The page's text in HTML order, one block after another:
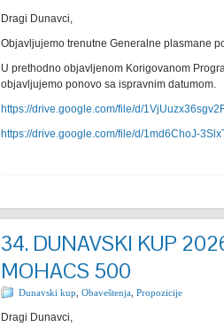
Dragi Dunavci,
Objavljujemo trenutne Generalne plasmane
U prethodno objavljenom Korigovanom
objavljujemo ponovo sa ispravnim datumom.
https://drive.google.com/file/d/
https://drive.google.com/file/d/1md6ChoJ-
34. DUNAVSKI KUP
MOHACS 500
Dunavski kup Obaveštenja Propozicije
Dragi Dunavci,